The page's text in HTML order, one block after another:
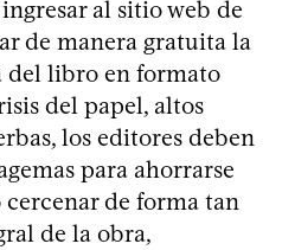
al sitio web de
de manera gratuita la
libro en formato
del papel, altos
los editores deben
para ahorrarse
cercenar de forma tan
de la obra,